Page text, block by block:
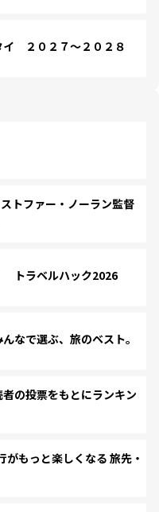
２０２７～２０２８
トファー・ノーラン監督
トラベルハック2026
なで選ぶ、旅のベスト。
の投票をもとにランキン
もっと楽しくなる 旅先・